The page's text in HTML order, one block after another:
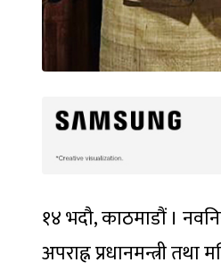
१४ भदौ, काठमाडौं ।
अपराह्न प्रधानमन्त्री